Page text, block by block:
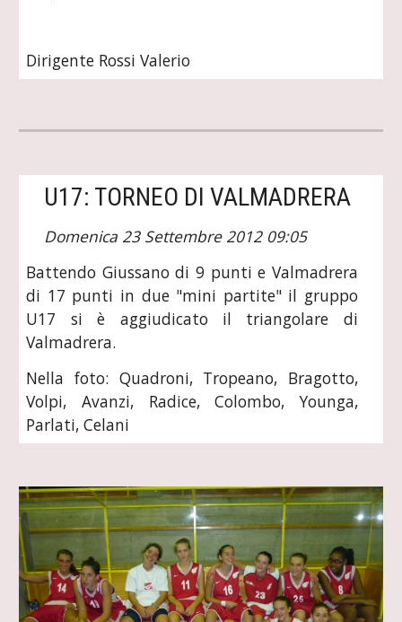
Dirigente Rossi Valerio
U17: TORNEO DI VALMADRERA
Domenica 23 Settembre 2012 09:05
Battendo Giussano di 9 punti e Valmadrera
di 17 punti in due "mini partite" il gruppo
U17 si è aggiudicato il triangolare di
Valmadrera.
Nella foto: Quadroni, Tropeano, Bragotto,
Volpi, Avanzi, Radice, Colombo, Younga,
Parlati, Celani